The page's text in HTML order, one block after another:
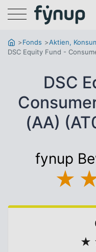
Menu
Fonds Aktien,
DSC Equity Fund -
DSC
(AA)
fynup
★
★